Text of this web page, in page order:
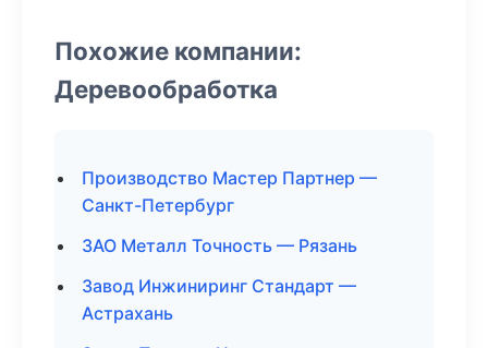
Похожие компании:
Деревообработка
Производство Мастер Партнер —
Санкт-Петербург
ЗАО Металл Точность — Рязань
Завод Инжиниринг Стандарт —
Астрахань